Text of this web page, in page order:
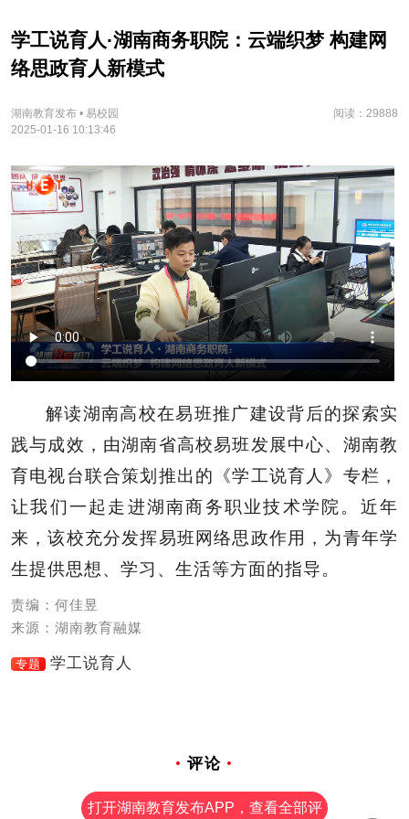
学工说育人·湖南商务职院：云端织梦 构建网
络思政育人新模式
湖南教育发布 • 易校园
阅读：29888
2025-01-16 10:13:46
解读湖南高校在易班推广建设背后的探索实
践与成效，由湖南省高校易班发展中心、湖南教
育电视台联合策划推出的《学工说育人》专栏，
让我们一起走进湖南商务职业技术学院。近年
来，该校充分发挥易班网络思政作用，为青年学
生提供思想、学习、生活等方面的指导。
责编：何佳昱
来源：湖南教育融媒
专题 学工说育人
评论
打开湖南教育发布APP，查看全部评